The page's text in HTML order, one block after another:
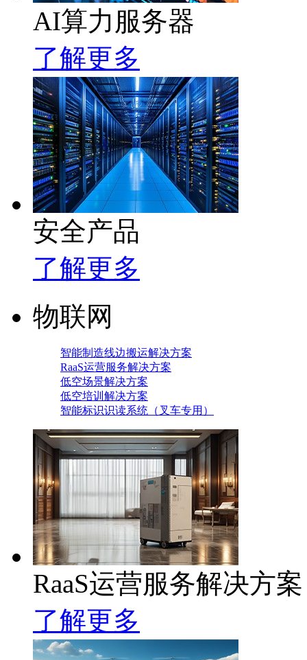
AI算力服务器
了解更多
安全产品
了解更多
物联网
智能制造线边搬运解决方案
RaaS运营服务解决方案
低空场景解决方案
低空培训解决方案
智能标识识读系统（叉车专用）
RaaS运营服务解决方案
了解更多